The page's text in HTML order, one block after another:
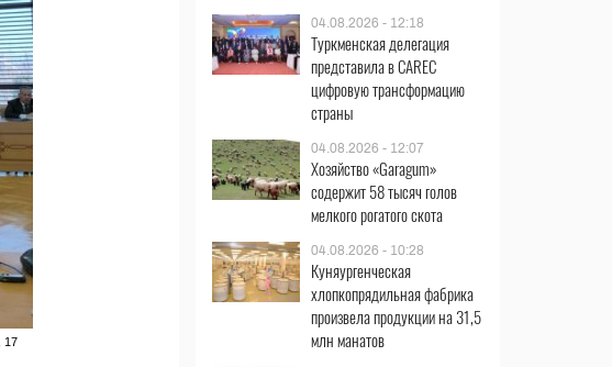
17
04.08.2026 - 12:18
Туркменская делегация
представила в CAREC
цифровую трансформацию
страны
04.08.2026 - 12:07
Хозяйство «Garagum»
содержит 58 тысяч голов
мелкого рогатого скота
04.08.2026 - 10:28
Куняургенческая
хлопкопрядильная фабрика
произвела продукции на 31,5
млн манатов